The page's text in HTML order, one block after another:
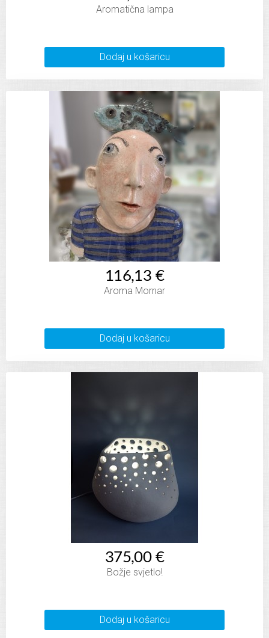
Aromatična lampa
Dodaj u košaricu
116,13 €
Aroma Mornar
Dodaj u košaricu
375,00 €
Božje svjetlo!
Dodaj u košaricu